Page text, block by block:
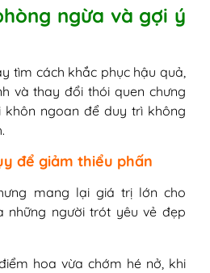
ngừa và gợi ý
tìm cách khắc phục hậu quả,
và thay đổi thói quen chưng
ngoan để duy trì không
để giảm thiểu phấn
mang lại giá trị lớn cho
những người trót yêu vẻ đẹp
hoa vừa chớm hé nở, khi